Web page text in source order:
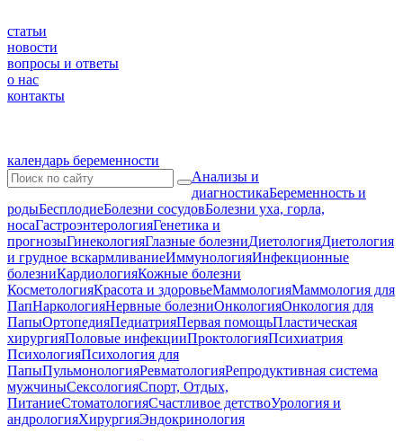
статьи
новости
вопросы и ответы
о нас
контакты
календарь беременности
Анализы и
диагностикаБеременность и
родыБесплодиеБолезни сосудовБолезни уха, горла,
носаГастроэнтерологияГенетика и
прогнозыГинекологияГлазные болезниДиетологияДиетология
и грудное вскармливаниеИммунологияИнфекционные
болезниКардиологияКожные болезни
КосметологияКрасота и здоровьеМаммологияМаммология для
ПапНаркологияНервные болезниОнкологияОнкология для
ПапыОртопедияПедиатрияПервая помощьПластическая
хирургияПоловые инфекцииПроктологияПсихиатрия
ПсихологияПсихология для
ПапыПульмонологияРевматологияРепродуктивная система
мужчиныСексологияСпорт, Отдых,
ПитаниеСтоматологияСчастливое детствоУрология и
андрологияХирургияЭндокринология